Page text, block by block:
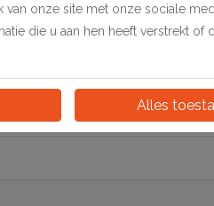
eindkappen en ophangogen.
onze site met onze sociale
die u aan hen heeft verstrekt of
Alles